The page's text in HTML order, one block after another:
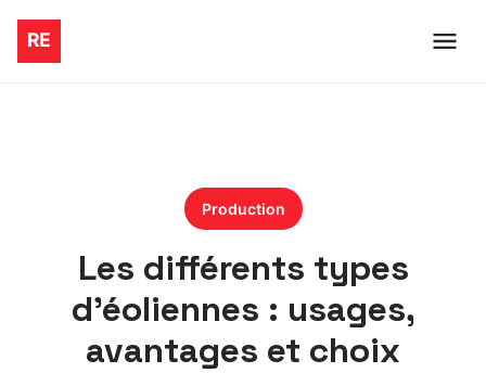
Production
Les différents types
d’éoliennes : usages,
avantages et choix